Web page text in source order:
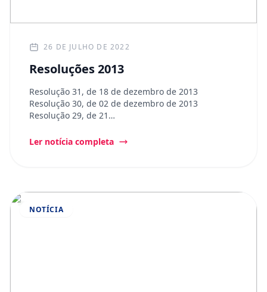
26 DE JULHO DE 2022
Resoluções 2013
Resolução 31, de 18 de dezembro de 2013
Resolução 30, de 02 de dezembro de 2013
Resolução 29, de 21…
Ler notícia completa
NOTÍCIA